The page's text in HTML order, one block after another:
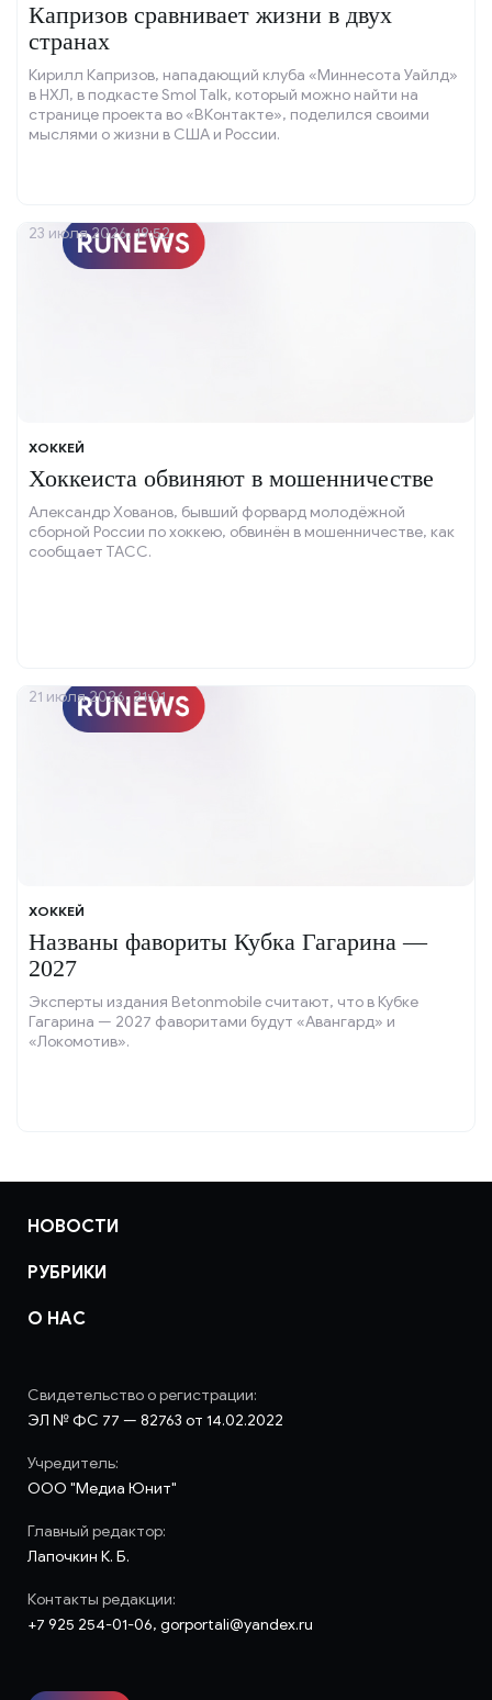
Капризов сравнивает жизни в двух
странах
Кирилл Капризов, нападающий клуба «Миннесота Уайлд»
в НХЛ, в подкасте Smol Talk, который можно найти на
странице проекта во «ВКонтакте», поделился своими
мыслями о жизни в США и России.
ХОККЕЙ
Хоккеиста обвиняют в мошенничестве
Александр Хованов, бывший форвард молодёжной
сборной России по хоккею, обвинён в мошенничестве, как
сообщает ТАСС.
23 июля 2026, 19:52
ХОККЕЙ
Названы фавориты Кубка Гагарина —
2027
Эксперты издания Betonmobile считают, что в Кубке
Гагарина — 2027 фаворитами будут «Авангард» и
«Локомотив».
21 июля 2026, 21:01
НОВОСТИ
РУБРИКИ
О НАС
Свидетельство о регистрации:
ЭЛ № ФС 77 — 82763 от 14.02.2022
Учредитель:
ООО "Медиа Юнит"
Главный редактор:
Лапочкин К. Б.
Контакты редакции:
+7 925 254-01-06, gorportali@yandex.ru